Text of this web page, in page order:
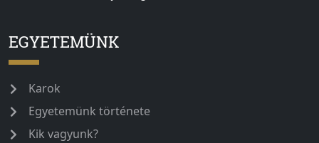
EGYETEMÜNK
Karok
Egyetemünk története
Kik vagyunk?